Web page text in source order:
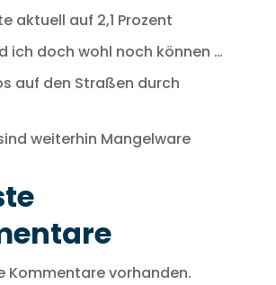
aktuell auf 2,1 Prozent
ich doch wohl noch können …
auf den Straßen durch
weiterhin Mangelware
Kommentare vorhanden.